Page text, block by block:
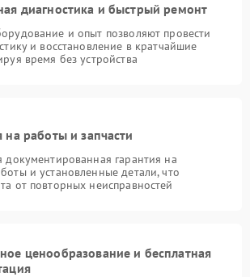
диагностика и быстрый ремонт
и опыт позволяют провести
и восстановление в кратчайшие
время без устройства
на работы и запчасти
документированная гарантия на
и установленные детали, что
от повторных неисправностей
ценообразование и бесплатная